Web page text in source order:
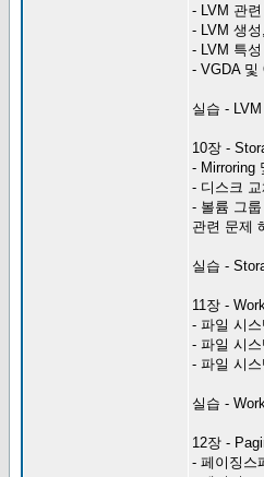
- LVM 관
- LVM 생
- LVM 특
- VGDA 및
실습 - LVM
10장 -
- Mirroring
- 디스크 교
- 볼륨 그
관련 문제
실습 -
11장 -
- 파일 시
- 파일 시
- 파일 시
실습 -
12장 -
- 페이징스